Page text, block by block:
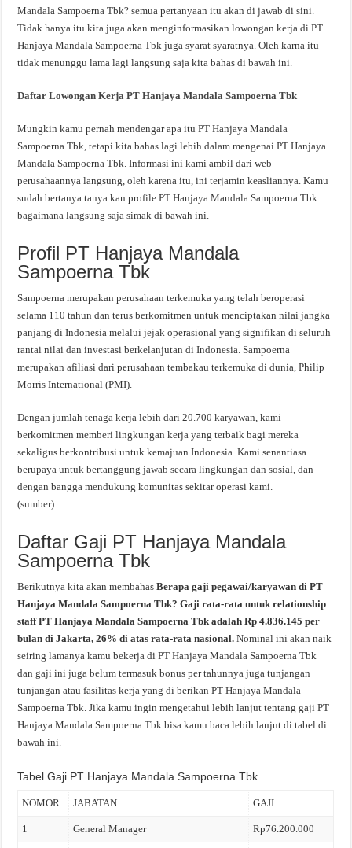
Mandala Sampoerna Tbk? semua pertanyaan itu akan di jawab di sini.
Tidak hanya itu kita juga akan menginformasikan lowongan kerja di PT
Hanjaya Mandala Sampoerna Tbk juga syarat syaratnya. Oleh karna itu
tidak menunggu lama lagi langsung saja kita bahas di bawah ini.
Daftar Lowongan Kerja PT Hanjaya Mandala Sampoerna Tbk
Mungkin kamu pernah mendengar apa itu PT Hanjaya Mandala
Sampoerna Tbk, tetapi kita bahas lagi lebih dalam mengenai PT Hanjaya
Mandala Sampoerna Tbk. Informasi ini kami ambil dari web
perusahaannya langsung, oleh karena itu, ini terjamin keasliannya. Kamu
sudah bertanya tanya kan profile PT Hanjaya Mandala Sampoerna Tbk
bagaimana langsung saja simak di bawah ini.
Profil PT Hanjaya Mandala
Sampoerna Tbk
Sampoerna merupakan perusahaan terkemuka yang telah beroperasi
selama 110 tahun dan terus berkomitmen untuk menciptakan nilai jangka
panjang di Indonesia melalui jejak operasional yang signifikan di seluruh
rantai nilai dan investasi berkelanjutan di Indonesia. Sampoerna
merupakan afiliasi dari perusahaan tembakau terkemuka di dunia, Philip
Morris International (PMI).
Dengan jumlah tenaga kerja lebih dari 20.700 karyawan, kami
berkomitmen memberi lingkungan kerja yang terbaik bagi mereka
sekaligus berkontribusi untuk kemajuan Indonesia. Kami senantiasa
berupaya untuk bertanggung jawab secara lingkungan dan sosial, dan
dengan bangga mendukung komunitas sekitar operasi kami.
(sumber)
Daftar Gaji PT Hanjaya Mandala
Sampoerna Tbk
Berikutnya kita akan membahasBerapa gaji pegawai/karyawan di PT
Hanjaya Mandala Sampoerna Tbk? Gaji rata-rata untuk relationship
staff PT Hanjaya Mandala Sampoerna Tbk adalah Rp 4.836.145 per
bulan di Jakarta, 26% di atas rata-rata nasional.Nominal ini akan naik
seiring lamanya kamu bekerja di PT Hanjaya Mandala Sampoerna Tbk
dan gaji ini juga belum termasuk bonus per tahunnya juga tunjangan
tunjangan atau fasilitas kerja yang di berikan PT Hanjaya Mandala
Sampoerna Tbk. Jika kamu ingin mengetahui lebih lanjut tentang gaji PT
Hanjaya Mandala Sampoerna Tbk bisa kamu baca lebih lanjut di tabel di
bawah ini.
Tabel Gaji PT Hanjaya Mandala Sampoerna Tbk
NOMOR JABATAN GAJI
1 General Manager Rp76.200.000